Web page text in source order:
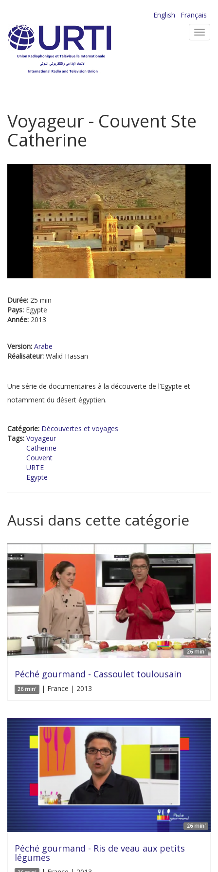
contenu
principal
English
Français
Voyageur - Couvent Ste
Catherine
Durée: 25 min
Pays: Egypte
Année: 2013
Version: Arabe
Réalisateur: Walid Hassan
Une série de documentaires à la découverte de l’Egypte et
notamment du désert égyptien.
Catégorie: Découvertes et voyages
Tags: Voyageur
Catherine
Couvent
URTE
Egypte
Aussi dans cette catégorie
26 min'
Péché gourmand - Cassoulet toulousain
26 min' | France | 2013
26 min'
Péché gourmand - Ris de veau aux petits
légumes